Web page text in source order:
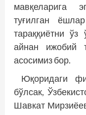
мавқеларига
туғилган
тараққиётни ўз
айнан ижобий
асосимиз бор.
Юқоридаги
бўлсак,
Шавкат